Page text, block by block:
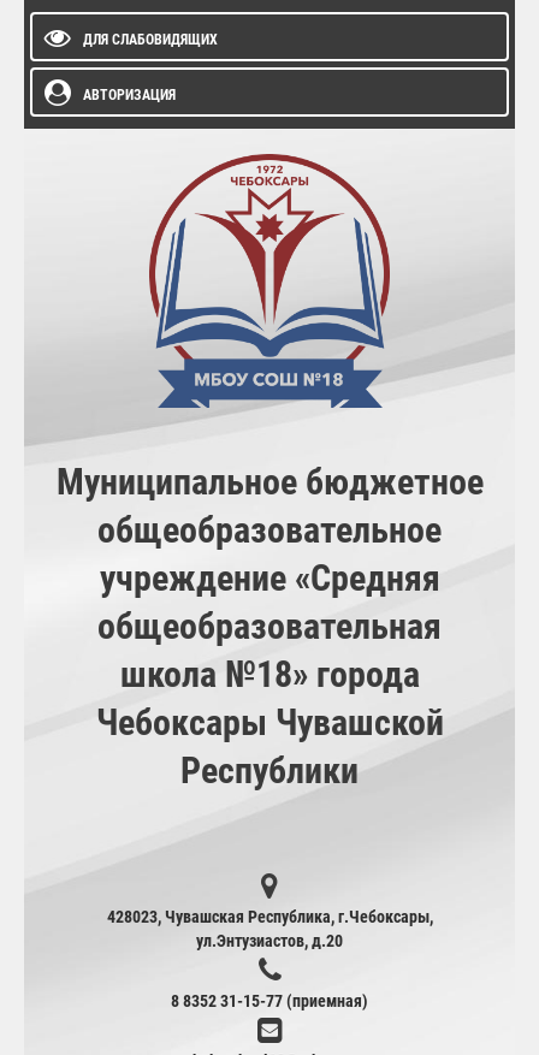
ДЛЯ СЛАБОВИДЯЩИХ
АВТОРИЗАЦИЯ
Муниципальное бюджетное
общеобразовательное
учреждение «Средняя
общеобразовательная
школа №18» города
Чебоксары Чувашской
Республики
428023, Чувашская Республика, г.Чебоксары,
ул.Энтузиастов, д.20
8 8352 31-15-77 (приемная)